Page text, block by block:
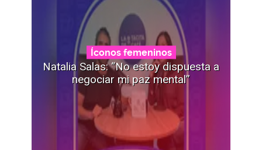
Íconos femeninos
Natalia Salas: “No estoy dispuesta a
negociar mi paz mental”